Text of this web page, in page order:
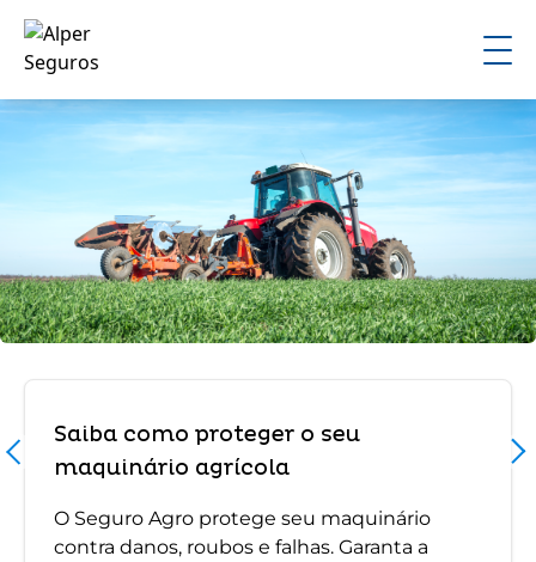
Saiba como proteger o seu
maquinário agrícola
O Seguro Agro protege seu maquinário
contra danos, roubos e falhas. Garanta a